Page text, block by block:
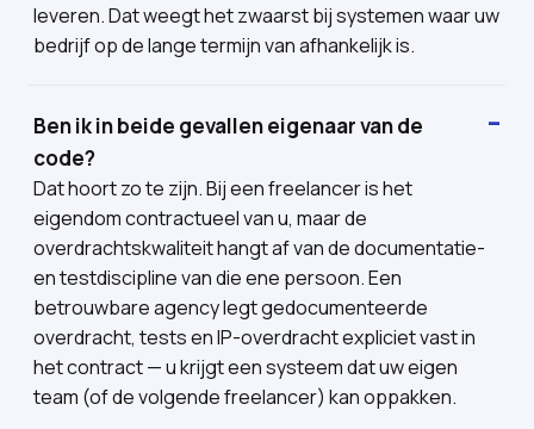
leveren. Dat weegt het zwaarst bij systemen waar uw
bedrijf op de lange termijn van afhankelijk is.
Ben ik in beide gevallen eigenaar van de
code?
Dat hoort zo te zijn. Bij een freelancer is het
eigendom contractueel van u, maar de
overdrachtskwaliteit hangt af van de documentatie-
en testdiscipline van die ene persoon. Een
betrouwbare agency legt gedocumenteerde
overdracht, tests en IP-overdracht expliciet vast in
het contract — u krijgt een systeem dat uw eigen
team (of de volgende freelancer) kan oppakken.